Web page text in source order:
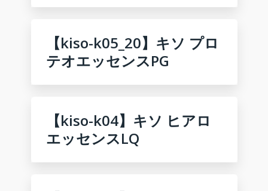
【kiso-k05_20】キソ プロ
テオエッセンスPG
【kiso-k04】キソ ヒアロ
エッセンスLQ